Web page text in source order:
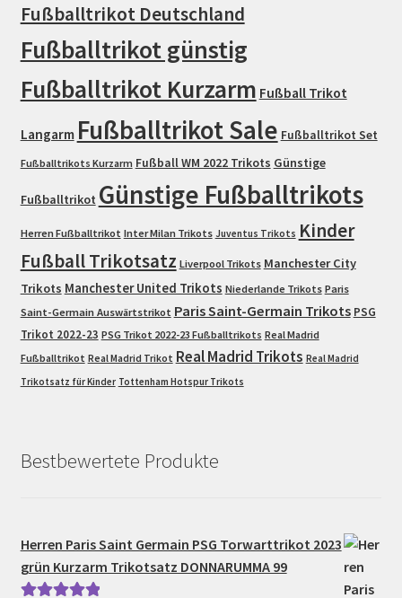
Fußballtrikot Deutschland
Fußballtrikot günstig
Fußballtrikot Kurzarm Fußball Trikot
Langarm Fußballtrikot Sale Fußballtrikot Set
Fußballtrikots Kurzarm Fußball WM 2022 Trikots Günstige
Fußballtrikot Günstige Fußballtrikots
Herren Fußballtrikot Inter Milan Trikots Juventus Trikots Kinder
Fußball Trikotsatz Liverpool Trikots Manchester City
Trikots Manchester United Trikots Niederlande Trikots Paris
Saint-Germain Auswärtstrikot Paris Saint-Germain Trikots PSG
Trikot 2022-23 PSG Trikot 2022-23 Fußballtrikots Real Madrid
Fußballtrikot Real Madrid Trikot Real Madrid Trikots Real Madrid
Trikotsatz für Kinder Tottenham Hotspur Trikots
Bestbewertete Produkte
Herren Paris Saint Germain PSG Torwarttrikot 2023
grün Kurzarm Trikotsatz DONNARUMMA 99